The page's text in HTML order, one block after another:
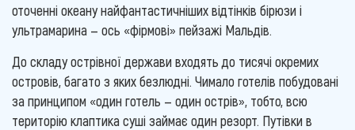
оточенні океану найфантастичніших відтінків бірюзи і
ультрамарина — ось «фірмові» пейзажі Мальдів.
До складу острівної держави входять до тисячі окремих
островів, багато з яких безлюдні. Чимало готелів побудовані
за принципом «один готель — один острів», тобто, всю
територію клаптика суші займає один резорт. Путівки в